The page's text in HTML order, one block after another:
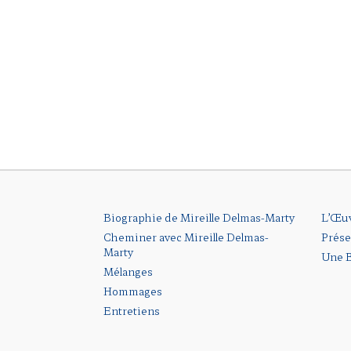
Biographie de Mireille Delmas-Marty
Cheminer avec Mireille Delmas-
Marty
Mélanges
Hommages
Entretiens
Une